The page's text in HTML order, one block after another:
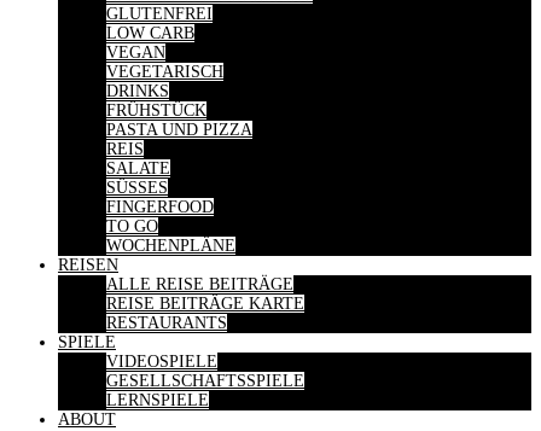
GLUTENFREI
LOW CARB
VEGAN
VEGETARISCH
DRINKS
FRÜHSTÜCK
PASTA UND PIZZA
REIS
SALATE
SÜSSES
FINGERFOOD
TO GO
WOCHENPLÄNE
REISEN
ALLE REISE BEITRÄGE
REISE BEITRÄGE KARTE
RESTAURANTS
SPIELE
VIDEOSPIELE
GESELLSCHAFTSSPIELE
LERNSPIELE
ABOUT